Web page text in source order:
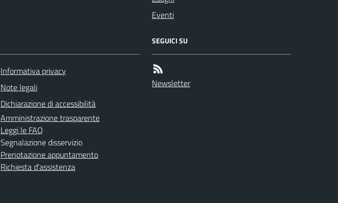
Eventi
Informativa privacy
Note legali
Dichiarazione di accessibilità
Amministrazione trasparente
Leggi le FAQ
Segnalazione disservizio
Prenotazione appuntamento
Richiesta d'assistenza
SEGUICI SU
Newsletter